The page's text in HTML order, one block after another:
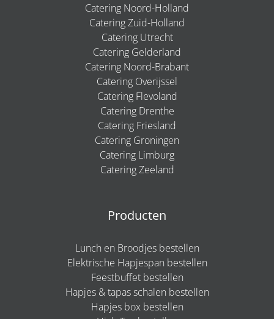
Catering Noord-Holland
Catering Zuid-Holland
Catering Utrecht
Catering Gelderland
Catering Noord-Brabant
Catering Overijssel
Catering Flevoland
Catering Drenthe
Catering Friesland
Catering Groningen
Catering Limburg
Catering Zeeland
Producten
Lunch en Broodjes bestellen
Elektrische Hapjespan bestellen
Feestbuffet bestellen
Hapjes & tapas schalen bestellen
Hapjes box bestellen